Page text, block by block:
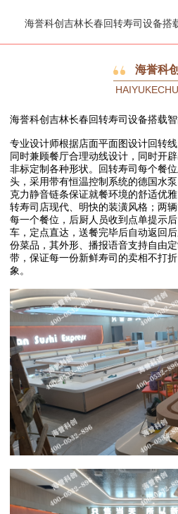
海誉科创吉林长春回转寿司设备搭
海誉科创
海誉科创吉林长春回转寿司设备搭载
专业设计师根据店面平面图设计回转
同时兼顾餐厅合理动线设计，同时开
非标定制各种形状。回转寿司每个餐
头，采用带有恒温控制系统的德国水
克力静音链条保证就餐环境的舒适优
转寿司店现代、明快的装潢风格；两
每一个餐位，后厨人员收到点单提示
车，定点直达，送餐完毕后自动返回
份菜品，其外形、播报语音支持自由
带，保证每一份新鲜寿司的卖相不打
象。